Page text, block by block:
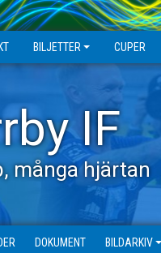
BILJETTER CUPER
IF
många hjärtan
DOKUMENT BILDARKIV